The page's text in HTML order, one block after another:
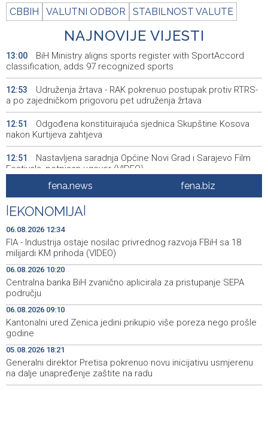
CBBIH VALUTNI ODBOR STABILNOST VALUTE
NAJNOVIJE VIJESTI
13:00
BiH Ministry aligns sports register with SportAccord
classification, adds 97 recognized sports
12:53
Udruženja žrtava - RAK pokrenuo postupak protiv RTRS-
a po zajedničkom prigovoru pet udruženja žrtava
12:51
Odgođena konstituirajuća sjednica Skupštine Kosova
nakon Kurtijeva zahtjeva
12:51
Nastavljena saradnja Općine Novi Grad i Sarajevo Film
Festivala, potpisan ugovor (VIDEO)
Skoro 16.000 stranih dobrovoljaca služi u ukrajinskim
oružanim snagama
12:42
TI BiH identifies 1,200 cases of potential misuse of
public resources for political party promotion
12:36
Široki Brijeg: Zbog suše i smanjenih zaliha vode upućen
apel građanima na racionalnu potrošnju
12:35 Saopćenje za javnost SDA
12:35
Prokoško jezero sve posjećenije nakon ulaganja u
pristupnu infrastrukturu (VIDEO)
12:34
FIA - Industrija ostaje nosilac privrednog razvoja FBiH sa
18 milijardi KM prihoda (VIDEO)
fena.news fena.biz
EKONOMIJA
06.08.2026 12:34
FIA - Industrija ostaje nosilac privrednog razvoja FBiH sa 18
milijardi KM prihoda (VIDEO)
06.08.2026 10:20
Centralna banka BiH zvanično aplicirala za pristupanje SEPA
području
06.08.2026 09:10
Kantonalni ured Zenica jedini prikupio više poreza nego prošle
godine
05.08.2026 18:21
Generalni direktor Pretisa pokrenuo novu inicijativu usmjerenu
na dalje unapređenje zaštite na radu